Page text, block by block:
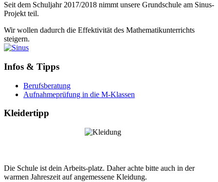
Seit dem Schuljahr 2017/2018 nimmt unsere Grundschule am Sinus-
Projekt teil.
Wir wollen dadurch die Effektivität des Mathematikunterrichts
steigern.
Infos & Tipps
Berufsberatung
Aufnahmeprüfung in die M-Klassen
Kleidertipp
Die Schule ist dein Arbeits-platz. Daher achte bitte auch in der
warmen Jahreszeit auf angemessene Kleidung.